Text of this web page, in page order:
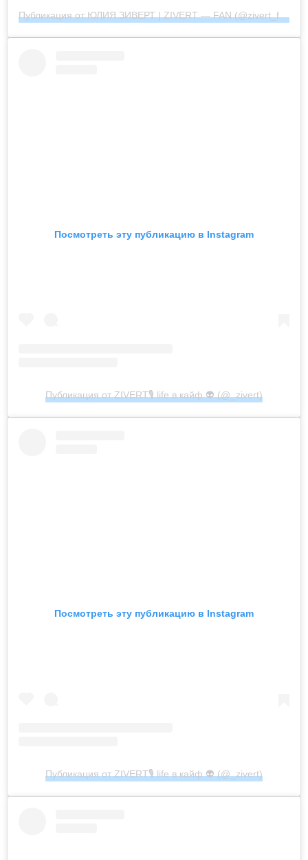
Публикация от ЮЛИЯ ЗИВЕРТ | ZIVERT — FAN (@zivert_fan_community_official)
Посмотреть эту публикацию в Instagram
Публикация от ZIVERT🎙 life в кайф 👽 (@_zivert)
Посмотреть эту публикацию в Instagram
Публикация от ZIVERT🎙 life в кайф 👽 (@_zivert)